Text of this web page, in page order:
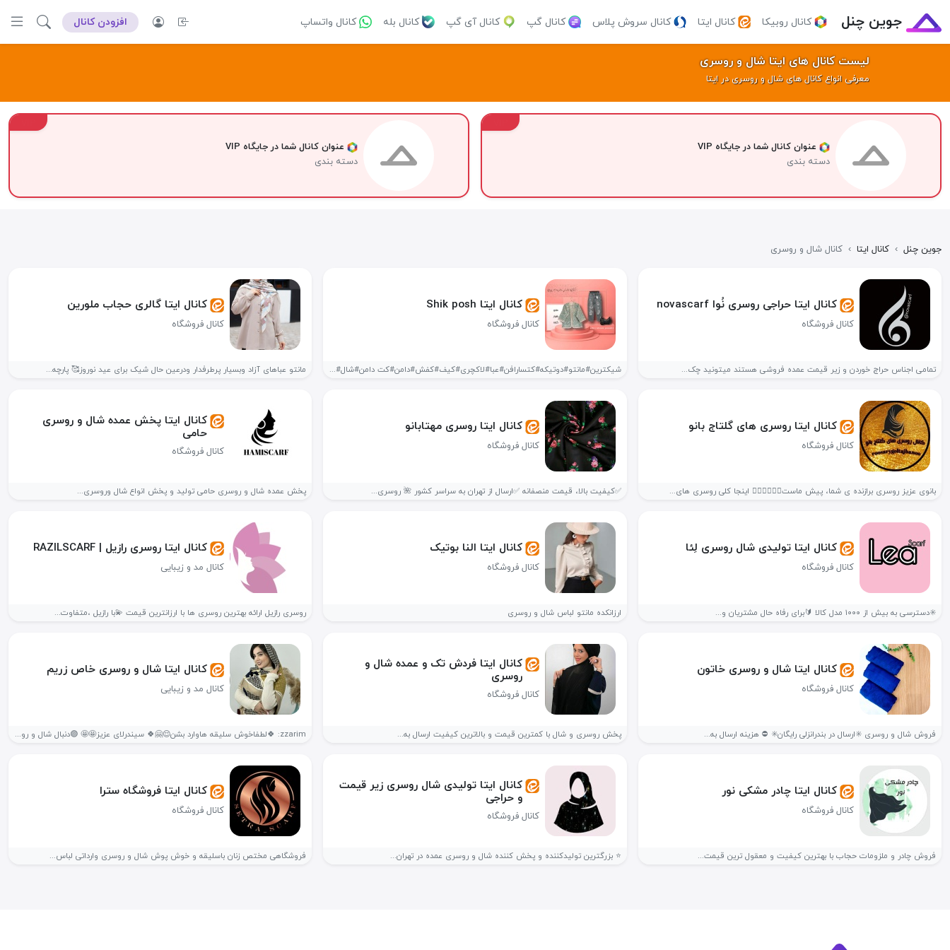
جوین چنل کانال روبیکا کانال ایتا کانال سروش پلاس کانال گپ کانال آی گپ کانال بله کانال واتساپ افزودن کانال
لیست کانال های ایتا شال و روسری
معرفی انواع کانال های شال و روسری در ایتا
عنوان کانال شما در جایگاه VIP
دسته بندی
عنوان کانال شما در جایگاه VIP
دسته بندی
جوین چنل › کانال ایتا › کانال شال و روسری
کانال ایتا حراجی روسری نُوا novascarf
کانال فروشگاه
تمامی اجناس حراج خوردن و زیر قیمت عمده فروشی هستند میتونید چک...
کانال ایتا Shik posh
کانال فروشگاه
شیکترین#مانتو#دوتیکه#کتسارافن#عبا#لاکچری#کیف#کفش#دامن#کت دامن#شال#روسری#
کانال ایتا گالری حجاب ملورین
کانال فروشگاه
مانتو عباهای آزاد وبسیار پرطرفدار ودرعین حال شیک برای عید نوروز🥰 پارچه...
کانال ایتا روسری های گلتاج بانو
کانال فروشگاه
بانوی عزیز روسری برازنده ی شما، پیش ماست👌🏻😍😍😍😍 اینجا کلی روسری های...
کانال ایتا روسری مهتابانو
کانال فروشگاه
✅کیفیت بالا، قیمت منصفانه ✅ارسال از تهران به سراسر کشور 🌺 روسری...
کانال ایتا پخش عمده شال و روسری
حامی
کانال فروشگاه
پخش عمده شال و روسری حامی تولید و پخش انواع شال وروسری...
کانال ایتا تولیدی شال روسری لِئا
کانال فروشگاه
✳️دسترسی به بیش از ۱۰۰۰ مدل کالا 🔰برای رفاه حال مشتریان و...
کانال ایتا النا بوتیک
کانال فروشگاه
ارزانکده مانتو لباس شال و روسری
کانال ایتا روسری رازیل | RAZILSCARF
کانال مد و زیبایی
روسری رازیل ارائه بهترین روسری ها با ارزانترین قیمت 💫با رازیل ،متفاوت...
کانال ایتا شال و روسری خاتون
کانال فروشگاه
فروش شال و روسری ✳️ارسال در بندرانزلی رایگان✳️ ⛔ هزینه ارسال به...
کانال ایتا فردش تک و عمده شال و
روسری
کانال فروشگاه
پخش روسری و شال با کمترین قیمت و بالاترین کیفیت ارسال به...
کانال ایتا شال و روسری خاص زریم
کانال مد و زیبایی
zzarim: 🍀لطفاخوش سلیقه هاوارد بشن😌🤗🍀 سیندرلای عزیز🤩🤩 🟣دنبال شال و روسری با...
کانال ایتا چادر مشکی نور
کانال فروشگاه
فروش چادر و ملزومات حجاب با بهترین کیفیت و معقول ترین قیمت...
کانال ایتا تولیدی شال روسری زیر قیمت
و حراجی
کانال فروشگاه
⭐️ بزرگترین تولیدکننده و پخش کننده شال و روسری عمده در تهران...
کانال ایتا فروشگاه سترا
کانال فروشگاه
فروشگاهی مختص زنان باسلیقه و خوش پوش شال و روسری وارداتی لباس...